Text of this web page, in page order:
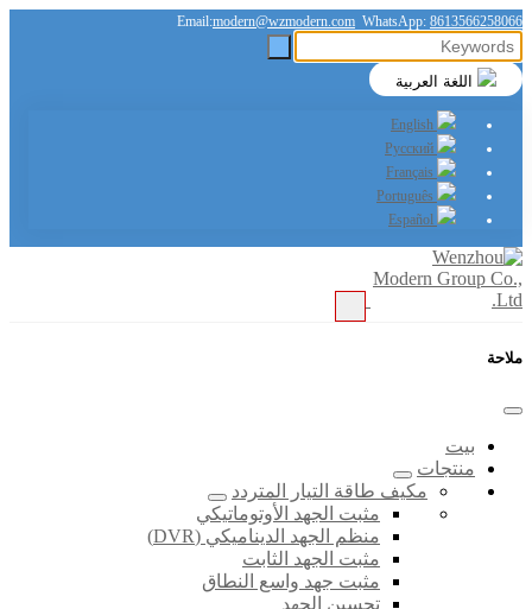
Email:modern@wzmodern.com WhatsApp: 8613566258066
ملاحة
بيت
منتجات
مكيف طاقة التيار المتردد
مثبت الجهد الأوتوماتيكي
منظم الجهد الديناميكي (DVR)
مثبت الجهد الثابت
مثبت جهد واسع النطاق
تحسين الجهد